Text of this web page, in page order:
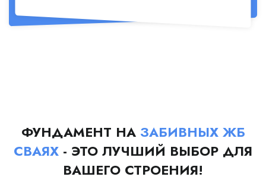
ФУНДАМЕНТ НА ЗАБИВНЫХ ЖБ
СВАЯХ - ЭТО ЛУЧШИЙ ВЫБОР ДЛЯ
ВАШЕГО СТРОЕНИЯ!